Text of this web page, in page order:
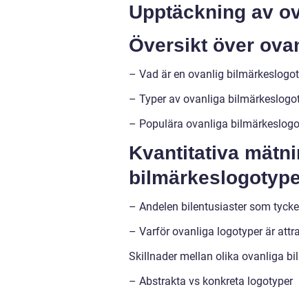
Upptäckning av
Översikt över
– Vad är en ovanlig
– Typer av ovanliga
– Populära ovanliga
Kvantitativa
– Andelen bilentusiaster som
– Varför ovanliga logotyper är
Skillnader mellan olika ovanliga
– Abstrakta vs konkreta logotyper